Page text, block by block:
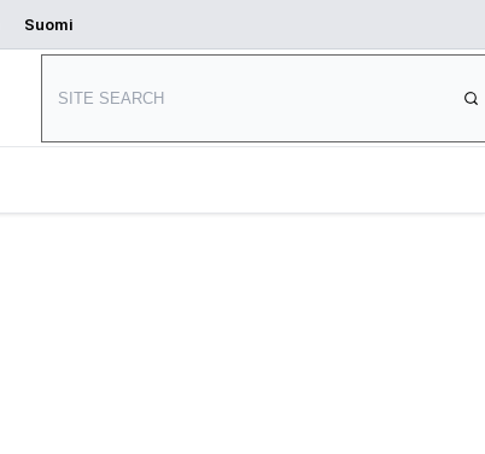
Suomi
Mistä ostaa
suunnittelu